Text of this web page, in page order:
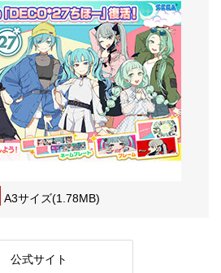
A3サイズ(1.78MB)
公式サイト